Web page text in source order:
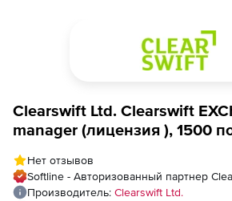
Clearswift Ltd. Clearswift
manager (лицензия ), 1500
Нет отзывов
Softline - Авторизованный партнер
Производитель: Clearswift Ltd.